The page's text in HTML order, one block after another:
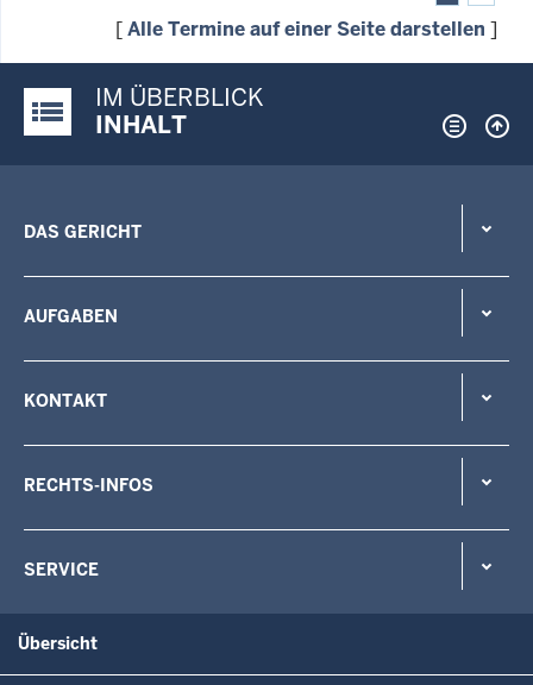
[Alle Termine auf einer Seite darstellen ]
Justiz-Portal im Überblick:
IM ÜBERBLICK
INHALT
DAS GERICHT
AUFGABEN
KONTAKT
RECHTS-INFOS
SERVICE
Übersicht